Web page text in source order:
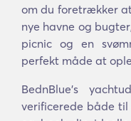
om du foretrækker
nye havne og
picnic og en
perfekt måde at
BednBlue's
verificerede både til